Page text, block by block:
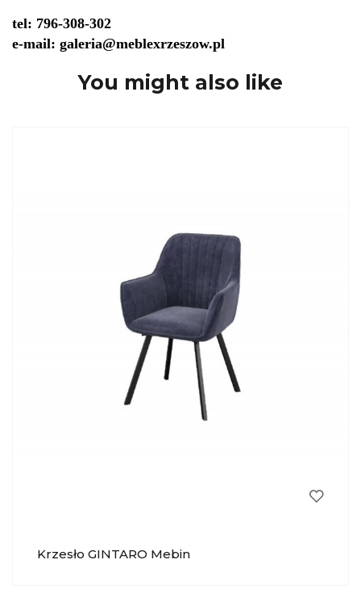
tel: 796-308-302
e-mail: galeria@meblexrzeszow.pl
You might also like
Krzesło GINTARO Mebin